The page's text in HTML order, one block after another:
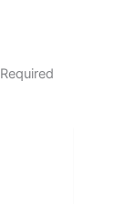
Required